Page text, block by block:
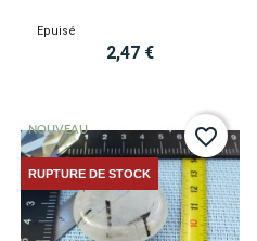
Epuisé
2,47 €
NOUVEAU
RUPTURE DE STOCK
favorite_border